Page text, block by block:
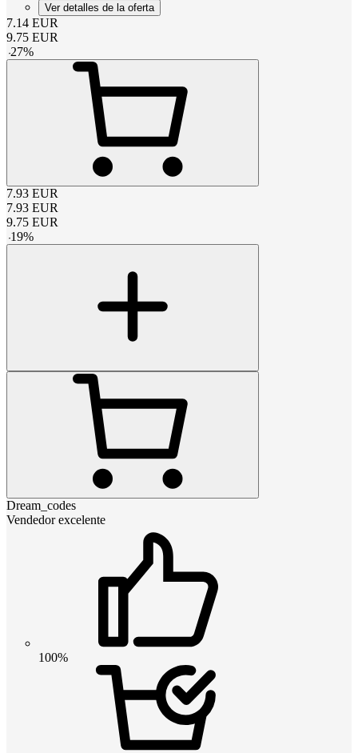
Ver detalles de la oferta
7.14 EUR
9.75 EUR
-27%
7.93 EUR
7.93 EUR
9.75 EUR
-19%
Dream_codes
Vendedor excelente
100%